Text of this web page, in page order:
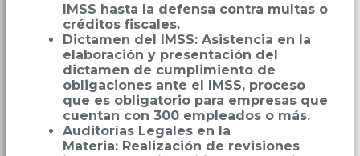
IMSS hasta la defensa contra multas o
créditos fiscales.
Dictamen del IMSS: Asistencia en la
elaboración y presentación del
dictamen de cumplimiento de
obligaciones ante el IMSS, proceso
que es obligatorio para empresas que
cuentan con 300 empleados o más.
Auditorías Legales en la
Materia: Realización de revisiones